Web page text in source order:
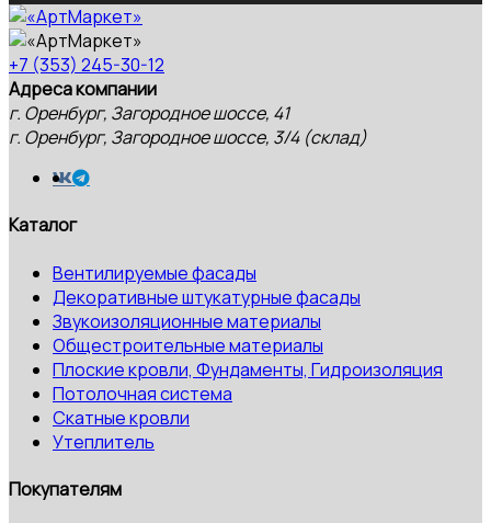
+7 (353) 245-30-12
Адреса компании
г. Оренбург, Загородное шоссе, 41
г. Оренбург, Загородное шоссе, 3/4 (склад)
Каталог
Вентилируемые фасады
Декоративные штукатурные фасады
Звукоизоляционные материалы
Общестроительные материалы
Плоские кровли, Фундаменты, Гидроизоляция
Потолочная система
Скатные кровли
Утеплитель
Покупателям